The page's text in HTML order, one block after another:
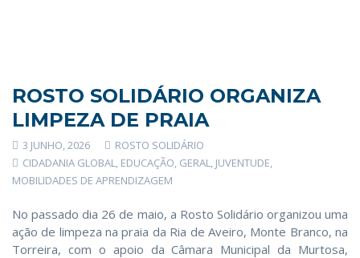
ROSTO SOLIDÁRIO ORGANIZA
LIMPEZA DE PRAIA
3 JUNHO, 2026
ROSTO SOLIDÁRIO
CIDADANIA GLOBAL, EDUCAÇÃO, GERAL, JUVENTUDE,
MOBILIDADES DE APRENDIZAGEM
No passado dia 26 de maio, a Rosto Solidário organizou uma
ação de limpeza na praia da Ria de Aveiro, Monte Branco, na
Torreira, com o apoio da Câmara Municipal da Murtosa,